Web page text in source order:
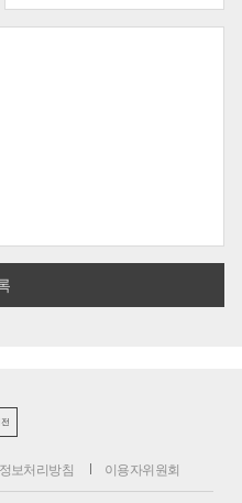
보처리방침 이용자위원회